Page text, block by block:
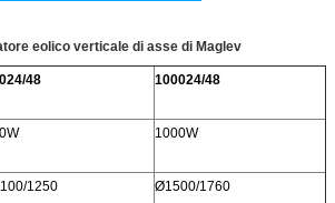
eolico verticale di asse di Maglev
48 100024/48
1000W
1250 Ø1500/1760